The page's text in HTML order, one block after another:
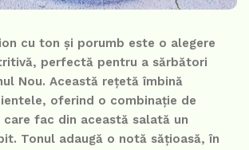
cu ton și porumb este o alegere
perfectă pentru a sărbători
Nou. Această rețetă îmbină
oferind o combinație de
fac din această salată un
Tonul adaugă o notă sățioasă, în